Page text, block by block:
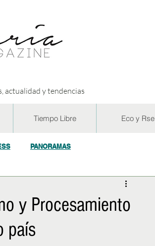
actualidad y tendencias
Tiempo Libre Eco y Rse
PANORAMAS
ENTREVISTAS
y Procesamiento
país